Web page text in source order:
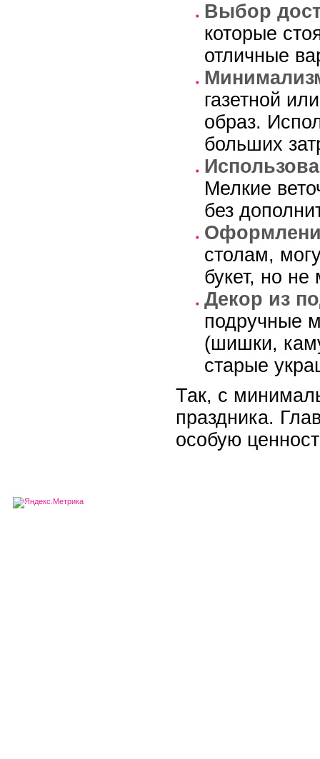
Выбор
которые
отличные
газетной
образ.
больших
Мелкие
без
столам,
букет, но
Декор из
подручные
(шишки,
старые
Так, с
праздника.
особую